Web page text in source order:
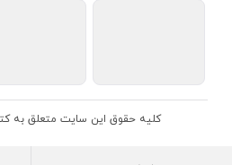
اتحادیه ناشران و کتابفروشان تهران به منظور ارائه
معتبری از کتاب های حقوقی را به علاقمندان عرضه کرده
کلیه حقوق این سایت متعلق به